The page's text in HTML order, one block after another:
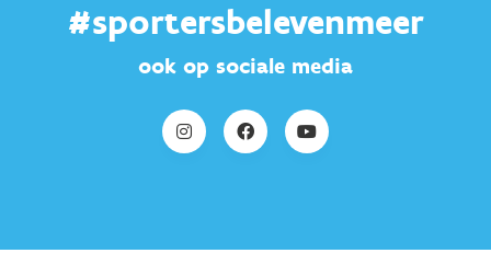
#sportersbelevenmeer
ook op sociale media